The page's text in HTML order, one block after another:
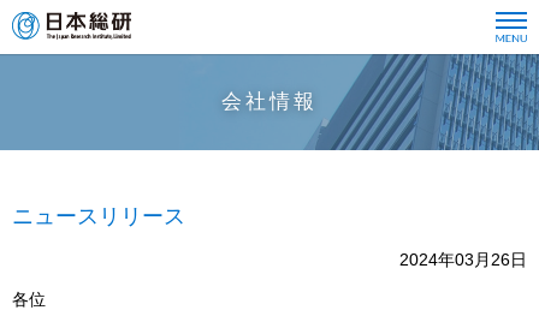
会社情報
ニュースリリース
2024年03月26日
各位